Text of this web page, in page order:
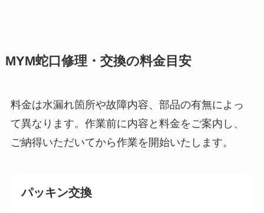
MYM蛇口修理・交換の料金目安
料金は水漏れ箇所や故障内容、部品の有無によっ
て異なります。作業前に内容と料金をご案内し、
ご納得いただいてから作業を開始いたします。
パッキン交換